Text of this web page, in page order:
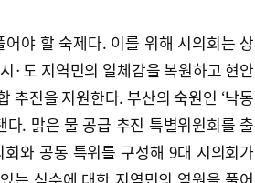
야 할 숙제다. 이를 위해 시의회는 상
·도 지역민의 일체감을 복원하고 현안
추진을 지원한다. 부산의 숙원인 ‘낙동
. 맑은 물 공급 추진 특별위원회를 출
와 공동 특위를 구성해 9대 시의회가